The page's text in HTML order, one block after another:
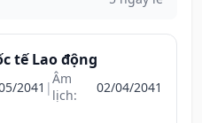
tế Lao động
2041 |Âm
lịch:
02/04/2041